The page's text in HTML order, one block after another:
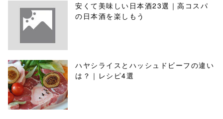
安くて美味しい日本酒23選｜高コスパ
の日本酒を楽しもう
ハヤシライスとハッシュドビーフの違い
は？｜レシピ4選